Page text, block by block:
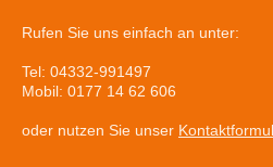
Rufen Sie uns einfach an unter:
Tel: 04332-991497
Mobil: 0177 14 62 606
oder nutzen Sie unser